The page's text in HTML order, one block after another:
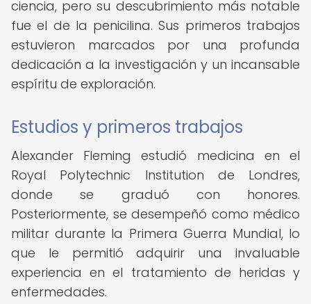
ciencia, pero su descubrimiento más notable
fue el de la penicilina. Sus primeros trabajos
estuvieron marcados por una profunda
dedicación a la investigación y un incansable
espíritu de exploración.
Estudios y primeros trabajos
Alexander Fleming estudió medicina en el
Royal Polytechnic Institution de Londres,
donde se graduó con honores.
Posteriormente, se desempeñó como médico
militar durante la Primera Guerra Mundial, lo
que le permitió adquirir una invaluable
experiencia en el tratamiento de heridas y
enfermedades.